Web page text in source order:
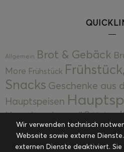
Allgemein Brot & Gebäck
More Frühstück
Snacks Geschenke aus
Hauptspeisen
Hauptspeisen süßKekse
Kuchen, Torten &
Desserts Kulinarik
Wir verwenden technisch
Webseite sowie externe
externen Dienste deaktiviert.